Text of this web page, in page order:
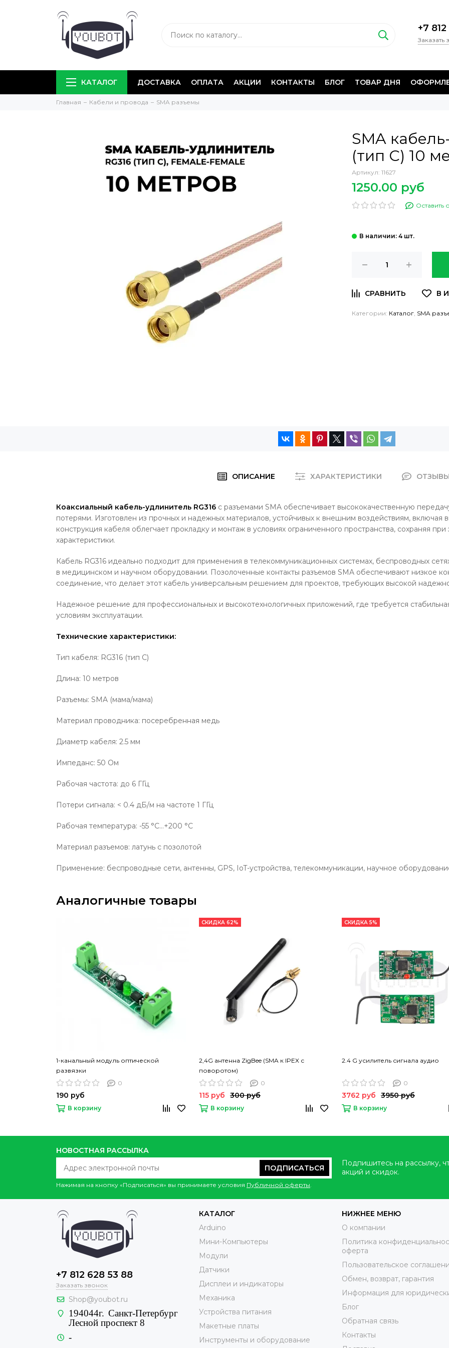
+7
Заказать
КАТАЛОГ ДОСТАВКА ОПЛАТА АКЦИИ КОНТАКТЫ БЛОГ ТОВАР ДНЯ
Главная Кабели и провода SMA разъемы
SMA
(тип C) 10
Артикул: 11627
1250.00 руб
Оставить
: 4 шт.
Категории: Каталог, SMA
ОПИСАНИЕ ХАРАКТЕРИСТИКИ
Коаксиальный кабель-удлинитель RG316 с разъемами SMA обеспечивает высококачественную
потерями. Изготовлен из прочных и надежных материалов, устойчивых к внешним воздействиям, включая
конструкция кабеля облегчает прокладку и монтаж в условиях ограниченного пространства, сохраняя
характеристики.
Кабель RG316 идеально подходит для применения в телекоммуникационных системах, беспроводных
в медицинском и научном оборудовании. Позолоченные контакты разъемов SMA обеспечивают низкое
соединение, что делает этот кабель универсальным решением для проектов, требующих высокой
Надежное решение для профессиональных и высокотехнологичных приложений, где требуется
условиям эксплуатации.
Технические характеристики:
Тип кабеля: RG316 (тип C)
Длина: 10 метров
Разъемы: SMA (мама/мама)
Материал проводника: посеребренная медь
Диаметр кабеля: 2.5 мм
Импеданс: 50 Ом
Рабочая частота: до 6 ГГц
Потери сигнала: < 0.4 дБ/м на частоте 1 ГГц
Рабочая температура: -55 °C…+200 °C
Материал разъемов: латунь с позолотой
Применение: беспроводные сети, антенны, GPS, IoT-устройства, телекоммуникации, научное
Аналогичные товары
1-канальный модуль оптической
развязки
0
190 руб
В корзину
СКИДКА 62%
2,4G антенна ZigBee (SMA к IPEX с
поворотом)
0
115 руб 300 руб
В корзину
СКИДКА 5%
2.4 G усилитель сигнала аудио
0
3762 руб 3950 руб
В корзину
НОВОСТНАЯ РАССЫЛКА
ПОДПИСАТЬСЯ
Нажимая на кнопку «Подписаться» вы принимаете условия Публичной оферты.
Подпишитесь на рассылку,
акций и скидок.
+7 812 628 53 88
Заказать звонок
Shop@youbot.ru
194044г. Санкт-Петербург
Лесной проспект 8
-
КАТАЛОГ
Arduino
Мини-Компьютеры
Модули
Датчики
Дисплеи и индикаторы
Механика
Устройства питания
Макетные платы
Инструменты и оборудование
НИЖНЕЕ МЕНЮ
О компании
Политика
оферта
Пользовательское
Обмен, возврат, гарантия
Информация для
Блог
Обратная связь
Контакты